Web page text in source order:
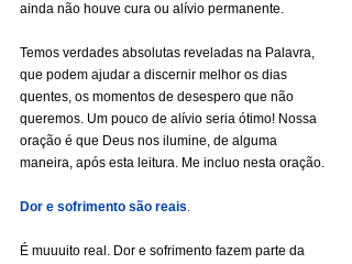
ainda não houve cura ou alívio permanente.
Temos verdades absolutas reveladas na Palavra,
que podem ajudar a discernir melhor os dias
quentes, os momentos de desespero que não
queremos. Um pouco de alívio seria ótimo! Nossa
oração é que Deus nos ilumine, de alguma
maneira, após esta leitura. Me incluo nesta oração.
Dor e sofrimento são reais.
É muuuito real. Dor e sofrimento fazem parte da